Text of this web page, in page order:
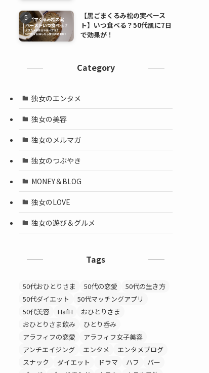
【黒ごまくるみ松の実ペース
ト】いつ食べる？50代肌に7日
で効果が！
Category
独女のエンタメ
独女の美容
独女のメルマガ
独女のつぶやき
MONEY＆BLOG
独女のLOVE
独女の遊び＆グルメ
Tags
50代おひとりさま 50代の恋愛
50代の生き方
50代ダイエット
50代マッチングアプリ
50代美容
HafH
おひとりさま
おひとりさま飲み
ひとり呑み
アラフィフの恋愛
アラフィフ女子美容
アンチエイジング
エンタメ
エンタメブログ
スナック
ダイエット ドラマ ハフ
バー